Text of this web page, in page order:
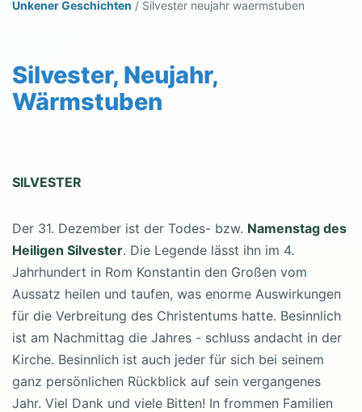
Unkener Geschichten / Silvester neujahr waermstuben
Silvester, Neujahr,
Wärmstuben
SILVESTER
Der 31. Dezember ist der Todes- bzw. Namenstag des
Heiligen Silvester. Die Legende lässt ihn im 4.
Jahrhundert in Rom Konstantin den Großen vom
Aussatz heilen und taufen, was enorme Auswirkungen
für die Verbreitung des Christentums hatte. Besinnlich
ist am Nachmittag die Jahres - schluss andacht in der
Kirche. Besinnlich ist auch jeder für sich bei seinem
ganz persönlichen Rückblick auf sein vergangenes
Jahr. Viel Dank und viele Bitten! In frommen Familien